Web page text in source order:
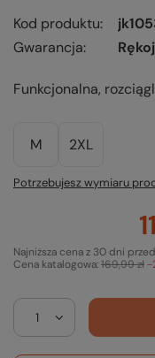
Kod produktu
Gwarancja
Funkcjonalna,
M 2XL
Potrzebujesz wymiaru
Cena katalogowa:169,99 zł -
Najniższa cena z 30 dni